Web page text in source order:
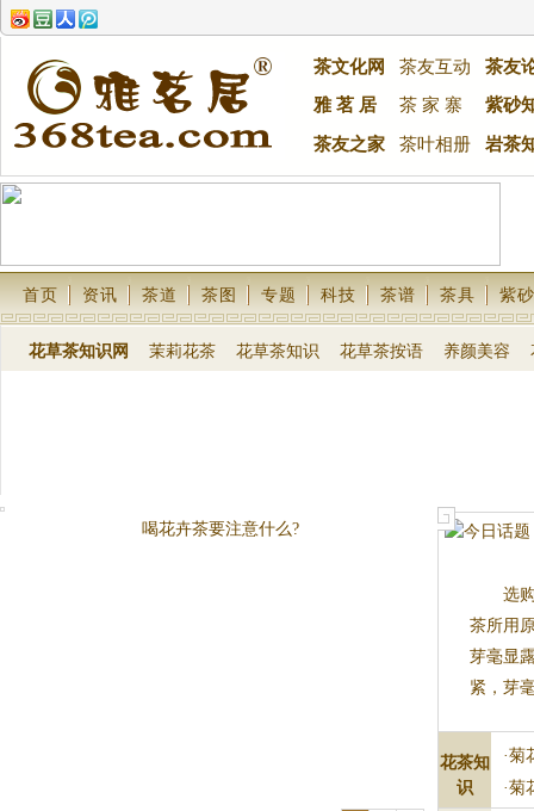
茶文化网 茶友互动
茶友
雅 茗 居
茶 家 寨 紫砂
茶友之家 茶叶相册 岩茶
首页 资讯 茶道 茶图 专题 科技 茶谱 茶具 紫砂
花草茶知识网 茉莉花茶 花草茶知识 花草茶按语 养颜美容
女性何时不能饮茶
选
茶所用
芽毫显
紧，芽
花茶知
识
·菊
·菊